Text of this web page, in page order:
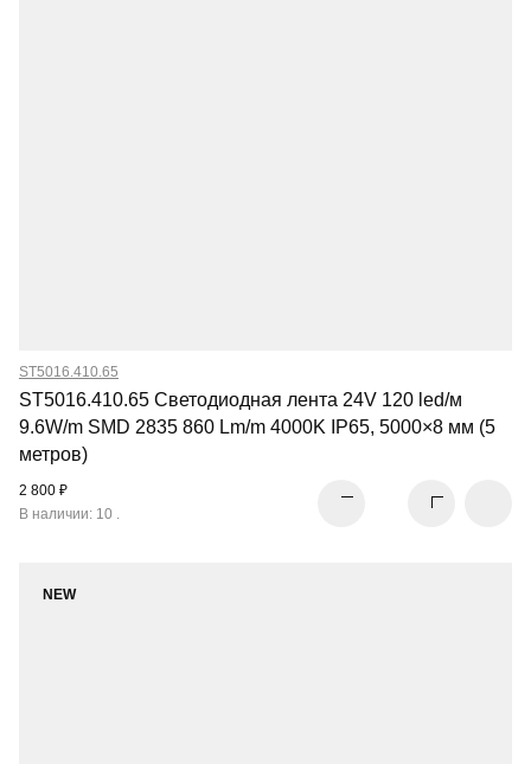
ST5016.410.65
ST5016.410.65 Светодиодная лента 24V 120 led/м
9.6W/m SMD 2835 860 Lm/m 4000K IP65, 5000×8 мм (5
метров)
2 800 ₽
В наличии: 10 .
NEW